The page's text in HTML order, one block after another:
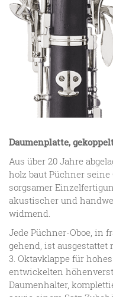
Daumenplatte,
Aus über 20 Jahre
holz baut Püchner
sorgsamer
akustischer und
widmend.
Jede Püchner-Oboe, in
gehend, ist
3. Oktavklappe für
entwickelten
Daumen­halter,